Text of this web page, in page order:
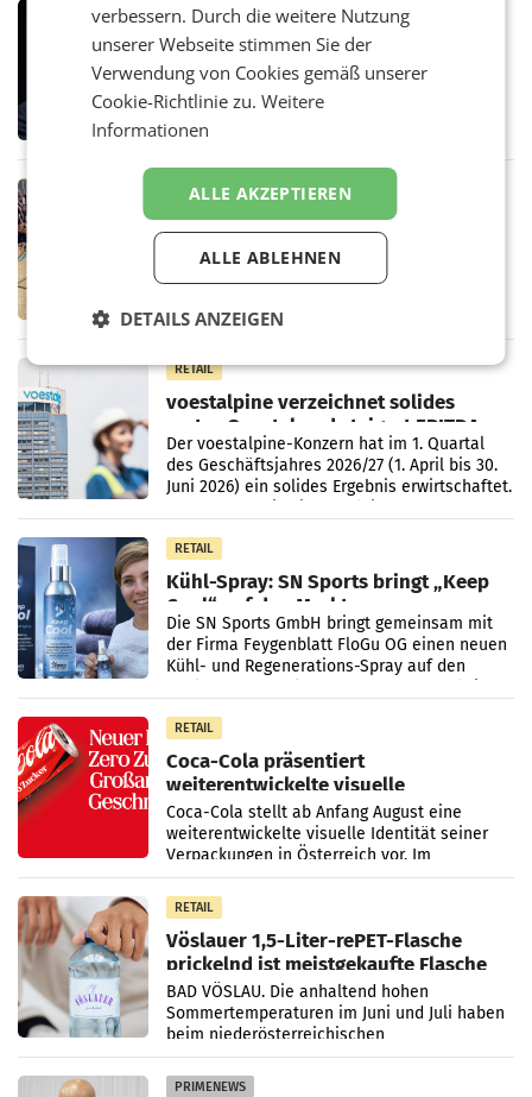
MARKETING & MEDIA
Stiftungsrat Lederer wehrt sich in
den SN gegen Vorwürfe
Mehrere Themen beschäftigen derzeit den
ORF. Am Dienstag soll im Stiftungsrat über
die vom neuen ORF-Chef Clemens Pig
Direktionen abgestimmt werden.
RETAIL
Bipa unterstützt Bewegte Kids
Sommercamps im Osten Österreichs
Bereits zum zweiten Mal begleitet Bipa das
polysportive Sommersportcamp „Bewegte
Monaten Juli und August versorgt das
RETAIL
voestalpine verzeichnet solides
erstes Quartal und steigert EBITDA
Der voestalpine-Konzern hat im 1. Quartal
des Geschäftsjahres 2026/27 (1. April bis 30.
Juni 2026) ein solides Ergebnis erwirtschaftet.
RETAIL
Kühl-Spray: SN Sports bringt „Keep
Cool“ auf den Markt
Die SN Sports GmbH bringt gemeinsam mit
der Firma Feygenblatt FloGu OG einen neuen
Kühl- und Regenerations-Spray auf den
RETAIL
Coca-Cola präsentiert
weiterentwickelte visuelle
Markenidentität
Coca-Cola stellt ab Anfang August eine
weiterentwickelte visuelle Identität seiner
Verpackungen in Österreich vor. Im
Mittelpunkt des Redesigns stehen zentrale
Gestaltungselemente
RETAIL
Vöslauer 1,5-Liter-rePET-Flasche
prickelnd ist meistgekaufte Flasche
Österreichs
BAD VÖSLAU. Die anhaltend hohen
Sommertemperaturen im Juni und Juli haben
beim niederösterreichischen
Getränkehersteller Vöslauer zu deutlichen
Absatzzuwächsen geführt. Während
PRIMENEWS
verbessern. Durch die weitere Nutzung
unserer Webseite stimmen Sie der
Verwendung von Cookies gemäß unserer
Cookie-Richtlinie zu.Weitere
Informationen
ALLE AKZEPTIEREN
ALLE ABLEHNEN
DETAILS ANZEIGEN